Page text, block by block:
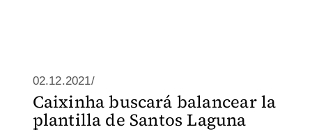
02.12.2021/
Caixinha buscará balancear la
plantilla de Santos Laguna